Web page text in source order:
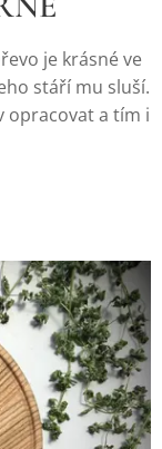
je krásné ve
stáří mu sluší.
opracovat a tím i